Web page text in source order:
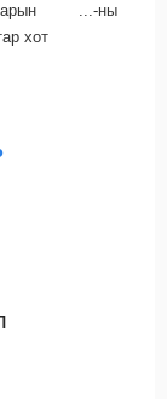
...-ны